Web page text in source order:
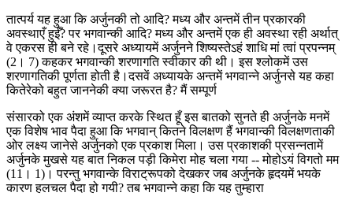
तात्पर्य यह हुआ कि अर्जुनकी तो आदि? मध्य और अन्तमें तीन प्रकारकी
अवस्थाएँ हुईँ? पर भगवान्की आदि? मध्य और अन्तमें एक ही अवस्था रही अर्थात्
वे एकरस ही बने रहे।दूसरे अध्यायमें अर्जुनने शिष्यस्तेऽहं शाधि मां त्वां प्रपन्नम्
(2। 7) कहकर भगवान्की शरणागति स्वीकार की थी। इस श्लोकमें उस
शरणागतिकी पूर्णता होती है।दसवें अध्यायके अन्तमें भगवान्ने अर्जुनसे यह कहा
कितेरेको बहुत जाननेकी क्या जरूरत है? मैं सम्पूर्ण
संसारको एक अंशमें व्याप्त करके स्थित हूँ इस बातको सुनते ही अर्जुनके मनमें
एक विशेष भाव पैदा हुआ कि भगवान् कितने विलक्षण हैं भगवान्की विलक्षणताकी
ओर लक्ष्य जानेसे अर्जुनको एक प्रकाश मिला। उस प्रकाशकी प्रसन्नतामें
अर्जुनके मुखसे यह बात निकल पड़ी किमेरा मोह चला गया -- मोहोऽयं विगतो मम
(11। 1)। परन्तु भगवान्के विराट्रूपको देखकर जब अर्जुनके हृदयमें भयके
कारण हलचल पैदा हो गयी? तब भगवान्ने कहा कि यह तुम्हारा